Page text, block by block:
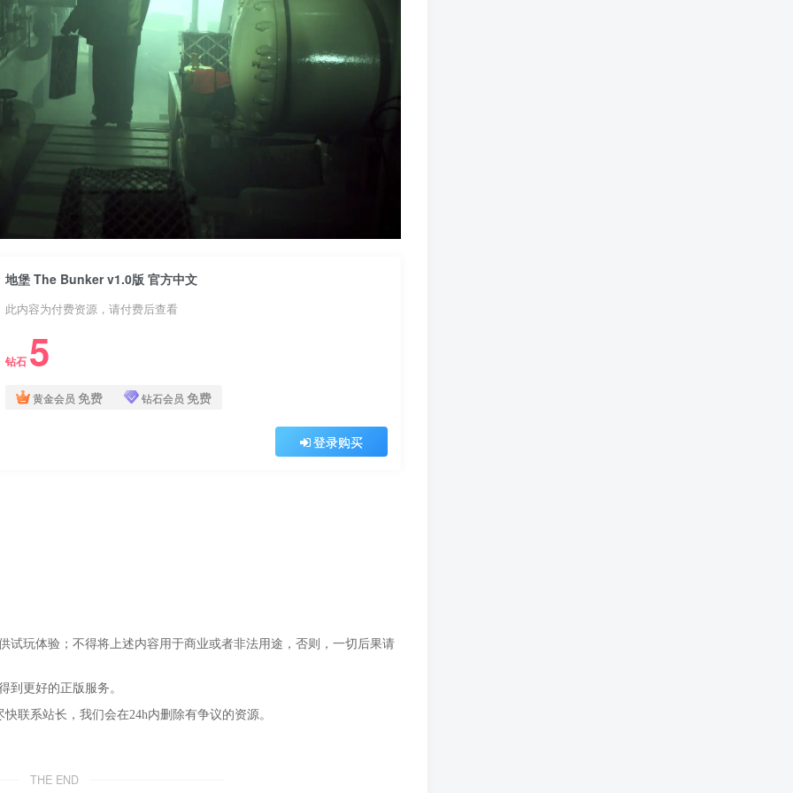
地堡 The Bunker v1.0版 官方中文
此内容为付费资源，请付费后查看
钻石 5
黄金会员 免费 钻石会员 免费
登录购买
试玩体验；不得将上述内容用于商业或者非法用途，否则，一切后果请
到更好的正版服务。
联系站长，我们会在24h内删除有争议的资源。
THE END